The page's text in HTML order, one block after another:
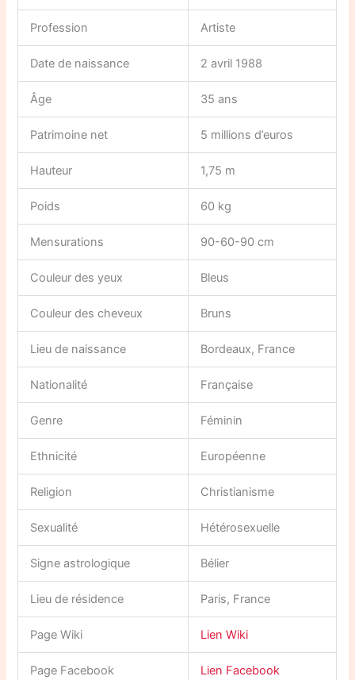
Profession Artiste
Date de naissance 2 avril 1988
Âge 35 ans
Patrimoine net 5 millions d’euros
Hauteur 1,75 m
Poids 60 kg
Mensurations 90-60-90 cm
Couleur des yeux Bleus
Couleur des cheveux Bruns
Lieu de naissance Bordeaux, France
Nationalité Française
Genre Féminin
Ethnicité Européenne
Religion Christianisme
Sexualité Hétérosexuelle
Signe astrologique Bélier
Lieu de résidence Paris, France
Page Wiki Lien Wiki
Page Facebook Lien Facebook